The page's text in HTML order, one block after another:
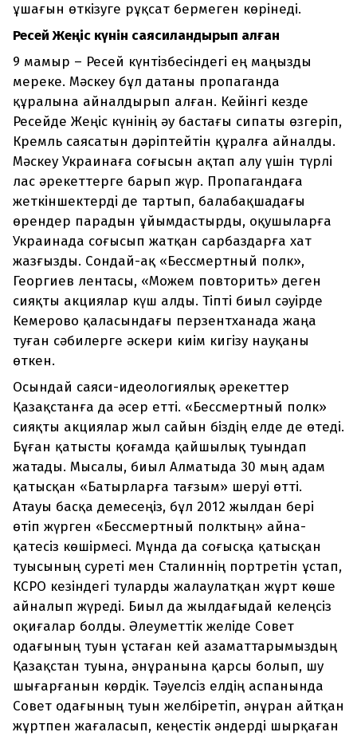
ұшағын өткізуге рұқсат бермеген көрінеді.
Ресей Жеңіс күнін саясиландырып алған
9 мамыр – Ресей күнтізбесіндегі ең маңызды
мереке. Мәскеу бұл датаны пропаганда
құралына айналдырып алған. Кейінгі кезде
Ресейде Жеңіс күнінің әу бастағы сипаты өзгеріп,
Кремль саясатын дәріптейтін құралға айналды.
Мәскеу Украинаға соғысын ақтап алу үшін түрлі
лас әрекеттерге барып жүр. Пропагандаға
жеткіншектерді де тартып, балабақшадағы
өрендер парадын ұйымдастырды, оқушыларға
Украинада соғысып жатқан сарбаздарға хат
жазғызды. Сондай-ақ «Бессмертный полк»,
Георгиев лентасы, «Можем повторить» деген
сияқты акциялар күш алды. Тіпті биыл сәуірде
Кемерово қаласындағы перзентханада жаңа
туған сәбилерге әскери киім кигізу науқаны
өткен.
Осындай саяси-идеологиялық әрекеттер
Қазақстанға да әсер етті. «Бессмертный полк»
сияқты акциялар жыл сайын біздің елде де өтеді.
Бұған қатысты қоғамда қайшылық туындап
жатады. Мысалы, биыл Алматыда 30 мың адам
қатысқан «Батырларға тағзым» шеруі өтті.
Атауы басқа демесеңіз, бұл 2012 жылдан бері
өтіп жүрген «Бессмертный полктың» айна-
қатесіз көшірмесі. Мұнда да соғысқа қатысқан
туысының суреті мен Сталиннің портретін ұстап,
КСРО кезіндегі туларды жалаулатқан жұрт көше
айналып жүреді. Биыл да жылдағыдай келеңсіз
оқиғалар болды. Әлеуметтік желіде Совет
одағының туын ұстаған кей азаматтарымыздың
Қазақстан туына, әнұранына қарсы болып, шу
шығарғанын көрдік. Тәуелсіз елдің аспанында
Совет одағының туын желбіретіп, әнұран айтқан
жұртпен жағаласып, кеңестік әндерді шырқаған